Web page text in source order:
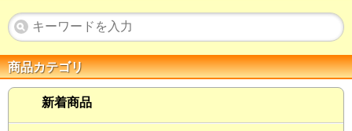
商品カテゴリ
新着商品